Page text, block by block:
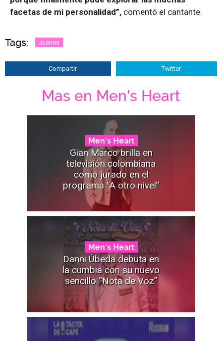
facetas de mi personalidad”, comentó el cantante.
Tags: Juanes
Compartir Twitter
Mas en Men's Heart
Men's Heart
Gian Marco brilla en
televisión colombiana
como jurado en el
programa “A otro nivel”
Men's Heart
Danni Úbeda debuta en
la cumbia con su nuevo
sencillo “Nota de Voz”